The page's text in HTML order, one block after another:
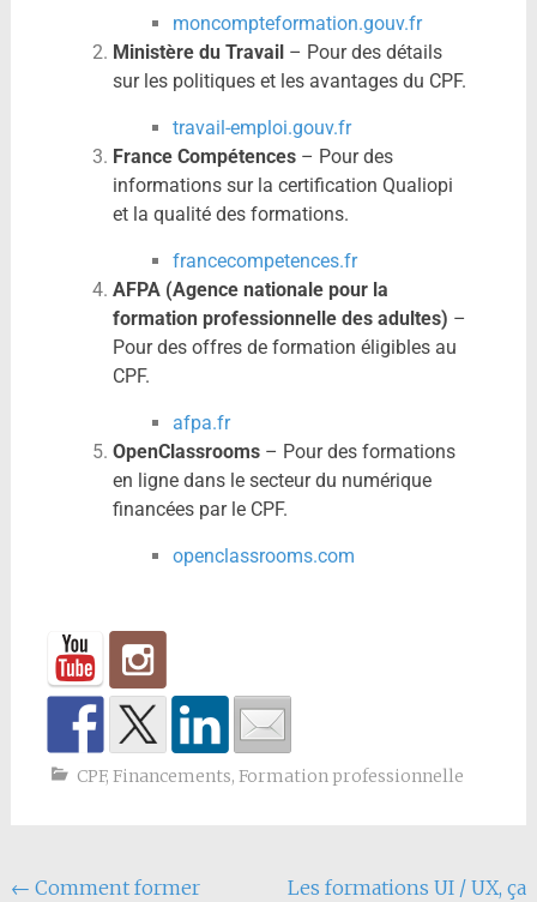
moncompteformation.gouv.fr
Ministère du Travail– Pour des détails
sur les politiques et les avantages du CPF.
travail-emploi.gouv.fr
France Compétences– Pour des
informations sur la certification Qualiopi
et la qualité des formations.
francecompetences.fr
AFPA (Agence nationale pour la
formation professionnelle des adultes) –
Pour des offres de formation éligibles au
CPF.
afpa.fr
OpenClassrooms– Pour des formations
en ligne dans le secteur du numérique
financées par le CPF.
openclassrooms.com
CPF, Financements, Formation professionnelle
← Comment former
Les formations UI / UX, ça